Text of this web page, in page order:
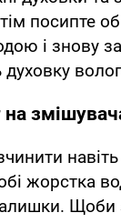
посипте
і знову
духовку
на
навіть
жорстка
Щоби